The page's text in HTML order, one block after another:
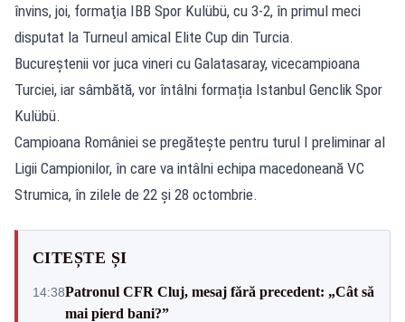
învins, joi, formaţia IBB Spor Kulübü, cu 3-2, în primul meci
disputat la Turneul amical Elite Cup din Turcia.
Bucureștenii vor juca vineri cu Galatasaray, vicecampioana
Turciei, iar sâmbătă, vor întâlni formația Istanbul Genclik Spor
Kulübü.
Campioana României se pregăteşte pentru turul I preliminar al
Ligii Campionilor, în care va intâlni echipa macedoneană VC
Strumica, în zilele de 22 şi 28 octombrie.
CITEȘTE ȘI
14:38Patronul CFR Cluj, mesaj fără precedent: „Cât să
mai pierd bani?”